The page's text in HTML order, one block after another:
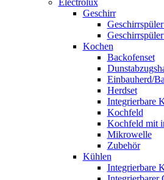
Electrolux
Geschirr
Kochen
Backofenset
Einbauherd/
Herdset
Integrierbare
Kochfeld
Kochfeld mit
Mikrowelle
Zubehör
Kühlen
Integrierbare